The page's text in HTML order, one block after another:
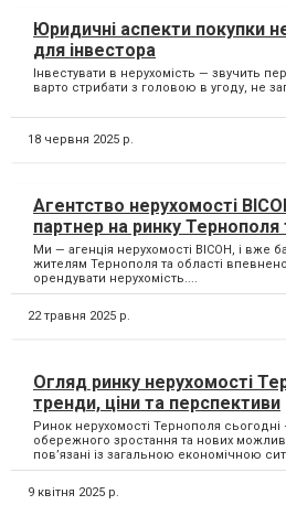
Юридичні аспекти покупки
для інвестора
Інвестувати в нерухомість — звучить
варто стрибати з головою в угоду, не
18 червня 2025 р.
Агентство нерухомості
партнер на ринку Тернополя
Ми — агенція нерухомості ВІСОН, і вже
жителям Тернополя та області
орендувати нерухомість....
22 травня 2025 р.
Огляд ринку нерухомості
тренди, ціни та перспективи
Ринок нерухомості Тернополя
обережного зростання та нових
пов’язані із загальною економічною
9 квітня 2025 р.